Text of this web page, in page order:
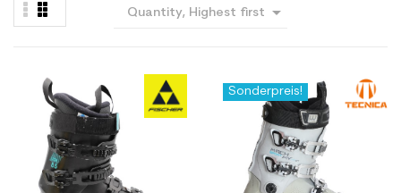
Quantity, Highest first 
Sonderpreis!